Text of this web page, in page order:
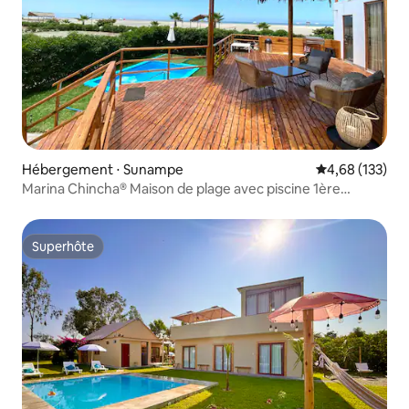
Hébergement ⋅ Sunampe Évaluation
4,68 (133)
Marina Chincha® Maison de plage avec piscine 1ère
Superhôte
Superhôte